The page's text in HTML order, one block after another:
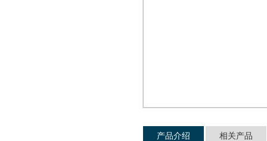
产品介绍 相关产品